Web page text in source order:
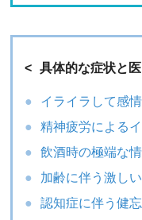
具体的な症状と
イライラして感
精神疲労による
飲酒時の極端な
加齢に伴う激し
認知症に伴う健